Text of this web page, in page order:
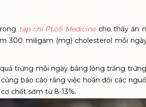
tạp chí PLoS Medicinecho thấy ăn
300 miligam (mg) cholesterol mỗi
trứng mỗi ngày bằng lòng trắng
báo cáo rằng việc hoán đổi các
chết sớm từ 8-13%.